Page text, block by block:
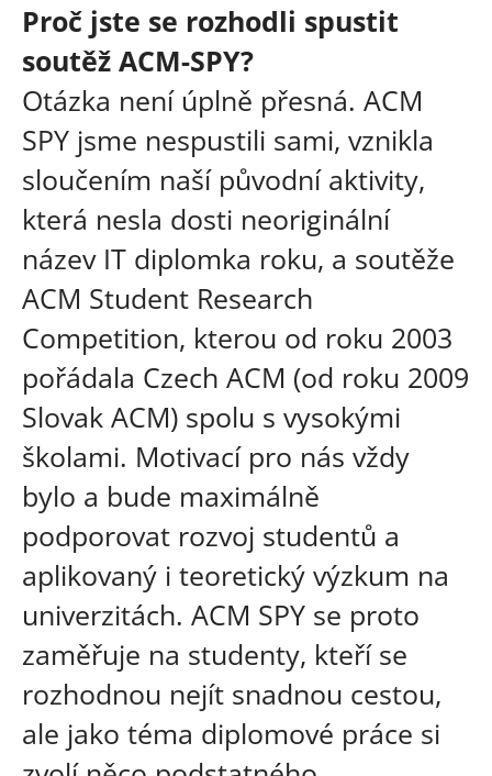
Proč jste se rozhodli spustit
soutěž ACM-SPY?
Otázka není úplně přesná. ACM
SPY jsme nespustili sami, vznikla
sloučením naší původní aktivity,
která nesla dosti neoriginální
název IT diplomka roku, a soutěže
ACM Student Research
Competition, kterou od roku 2003
pořádala Czech ACM (od roku 2009
Slovak ACM) spolu s vysokými
školami. Motivací pro nás vždy
bylo a bude maximálně
podporovat rozvoj studentů a
aplikovaný i teoretický výzkum na
univerzitách. ACM SPY se proto
zaměřuje na studenty, kteří se
rozhodnou nejít snadnou cestou,
ale jako téma diplomové práce si